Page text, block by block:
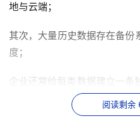
地与云端；
其次，大量历史数据存在备份
度；
企业还常给每类数据建立一条
时数据管道、备份数据管道、
阅读剩余